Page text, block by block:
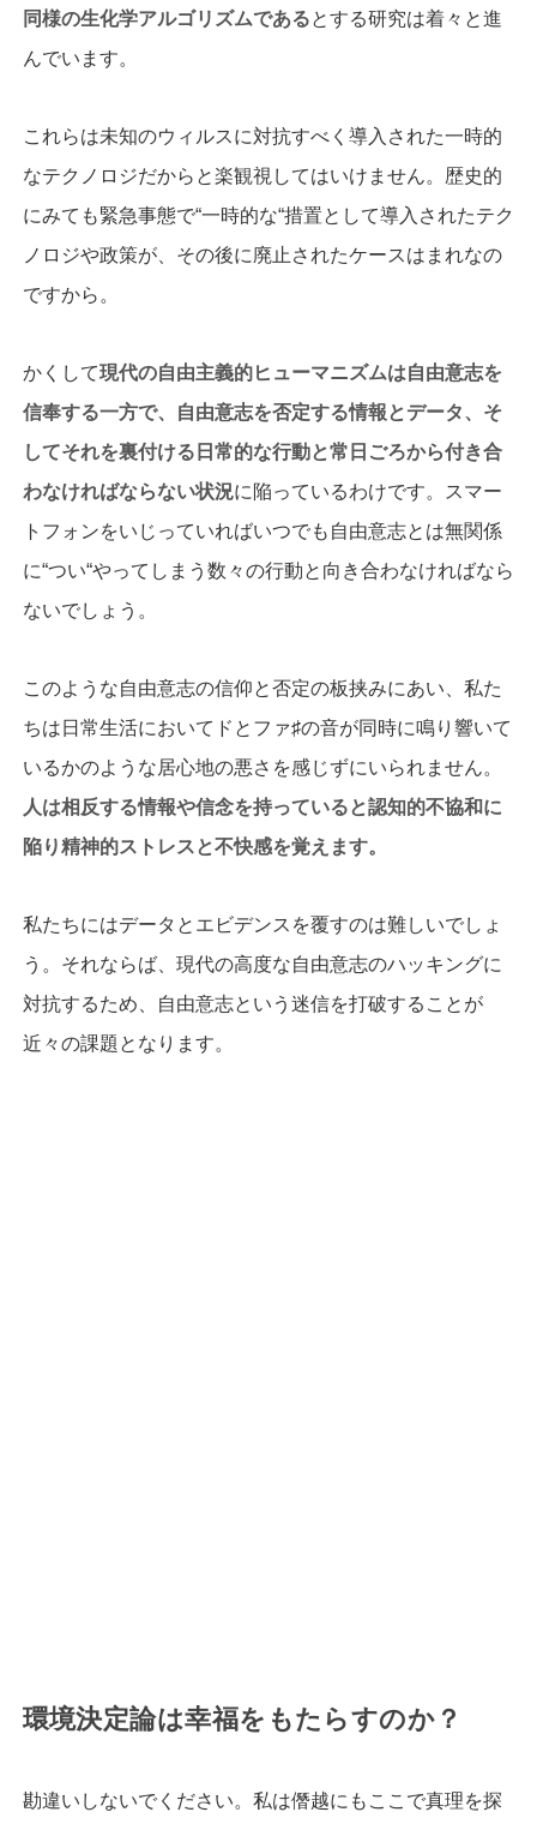
同様の生化学アルゴリズムであるとする研究は着々と進
んでいます。
これらは未知のウィルスに対抗すべく導入された一時的
なテクノロジだからと楽観視してはいけません。歴史的
にみても緊急事態で“一時的な“措置として導入されたテク
ノロジや政策が、その後に廃止されたケースはまれなの
ですから。
かくして現代の自由主義的ヒューマニズムは自由意志を
信奉する一方で、自由意志を否定する情報とデータ、そ
してそれを裏付ける日常的な行動と常日ごろから付き合
わなければならない状況に陥っているわけです。スマー
トフォンをいじっていればいつでも自由意志とは無関係
に“つい“やってしまう数々の行動と向き合わなければなら
ないでしょう。
このような自由意志の信仰と否定の板挟みにあい、私た
ちは日常生活においてドとファ♯の音が同時に鳴り響いて
いるかのような居心地の悪さを感じずにいられません。
人は相反する情報や信念を持っていると認知的不協和に
陥り精神的ストレスと不快感を覚えます。
私たちにはデータとエビデンスを覆すのは難しいでしょ
う。それならば、現代の高度な自由意志のハッキングに
対抗するため、自由意志という迷信を打破することが
近々の課題となります。
環境決定論は幸福をもたらすのか？
勘違いしないでください。私は僭越にもここで真理を探